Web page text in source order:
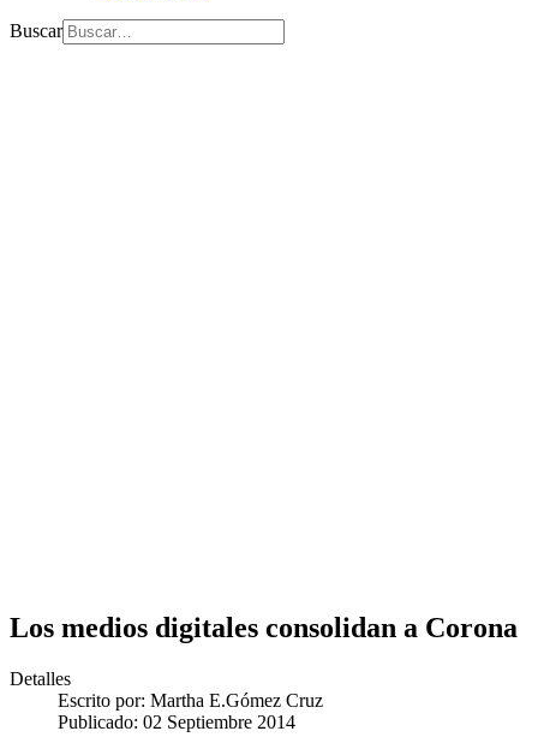
Buscar
Los medios digitales consolidan a Corona
Detalles
Escrito por: Martha E.Gómez Cruz
Publicado: 02 Septiembre 2014